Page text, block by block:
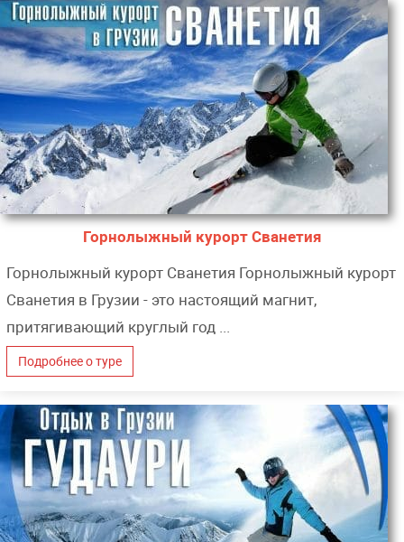
Горнолыжный курорт Сванетия
Горнолыжный курорт Сванетия Горнолыжный курорт
Сванетия в Грузии - это настоящий магнит,
притягивающий круглый год ...
Подробнее о туре